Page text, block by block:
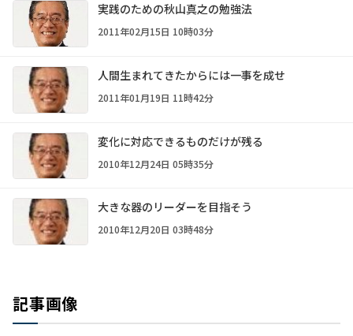
実践のための秋山真之の勉強法
2011年02月15日 10時03分
人間生まれてきたからには一事を成せ
2011年01月19日 11時42分
変化に対応できるものだけが残る
2010年12月24日 05時35分
大きな器のリーダーを目指そう
2010年12月20日 03時48分
記事画像